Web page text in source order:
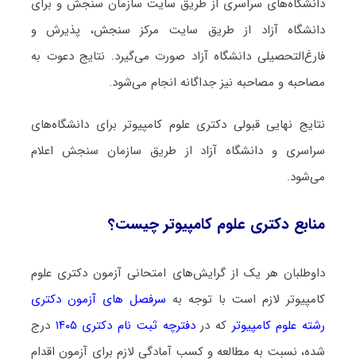
دانشگاه آزاد از طریق سایت مرکز سنجش، پذیرش و
فارغ‌التحصیلی دانشگاه آزاد صورت می‌گیرد. نتایج دعوت به
مصاحبه و مصاحبه نیز جداگانه انجام می‌شود.
نتایج نهایی قبولی دکتری ﻋﻠﻮم ﻛﺎﻣﭙﻴﻮﺗﺮ برای دانشگاه‌های
سراسری و دانشگاه آزاد از طریق سازمان سنجش اعلام
می‌شود.
منابع دکتری ﻋﻠﻮم ﻛﺎﻣﭙﻴﻮﺗﺮ چیست؟
داوطلبان هر یک از گرایش‌های امتحانی آزمون دکتری ﻋﻠﻮم
ﻛﺎﻣﭙﻴﻮﺗﺮ لازم است با توجه به سرفصل های آزمون دکتری
رشته ﻋﻠﻮم ﻛﺎﻣﭙﻴﻮﺗﺮ که در دفترچه ثبت نام دکتری ۱۴۰۵
درج
شده، نسبت به مطالعه و کسب آمادگی لازم برای آزمون اقدام